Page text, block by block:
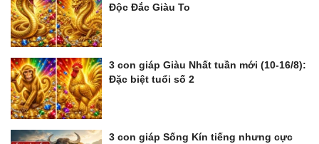
Độc Đắc Giàu To
3 con giáp Giàu Nhất tuần mới (10-16/8):
Đặc biệt tuổi số 2
3 con giáp Sống Kín tiếng nhưng cực